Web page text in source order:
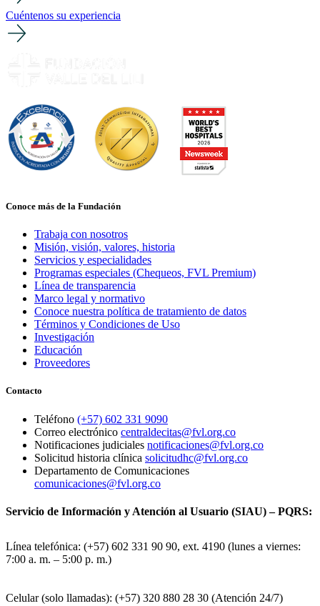
Cuéntenos su experiencia
Conoce más de la Fundación
Trabaja con nosotros
Misión, visión, valores, historia
Servicios y especialidades
Programas especiales (Chequeos, FVL Premium)
Línea de transparencia
Marco legal y normativo
Conoce nuestra política de tratamiento de datos
Términos y Condiciones de Uso
Investigación
Educación
Proveedores
Contacto
Teléfono (+57) 602 331 9090
Correo electrónico centraldecitas@fvl.org.co
Notificaciones judiciales notificaciones@fvl.org.co
Solicitud historia clínica solicitudhc@fvl.org.co
Departamento de Comunicaciones
comunicaciones@fvl.org.co
Servicio de Información y Atención al Usuario (SIAU) – PQRS:
Línea telefónica: (+57) 602 331 90 90, ext. 4190 (lunes a viernes:
7:00 a. m. – 5:00 p. m.)
Celular (solo llamadas): (+57) 320 880 28 30 (Atención 24/7)